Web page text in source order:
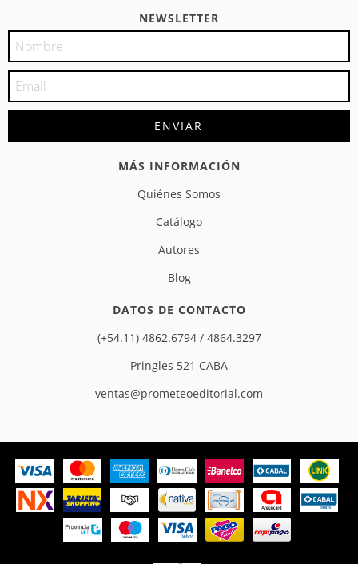
NEWSLETTER
MÁS INFORMACIÓN
Quiénes Somos
Catálogo
Autores
Blog
DATOS DE CONTACTO
(+54.11) 4862.6794 / 4864.3297
Pringles 521 CABA
ventas@prometeoeditorial.com